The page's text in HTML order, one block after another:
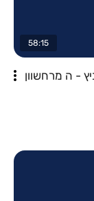
58:15
- ה מרחשוון